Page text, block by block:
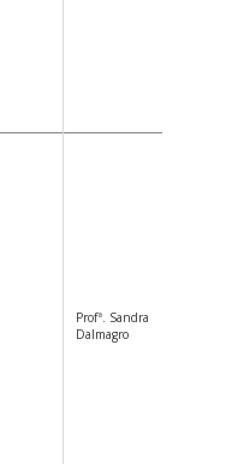
Profª. Sandra
Dalmagro